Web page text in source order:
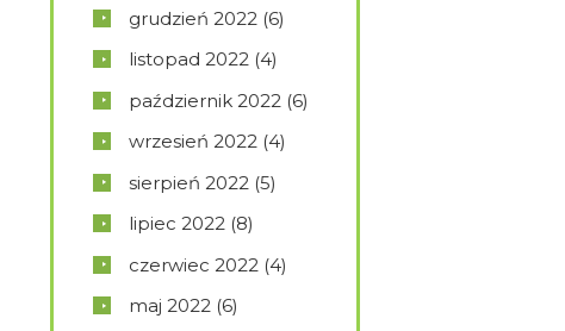
grudzień 2022 (6)
listopad 2022 (4)
październik 2022 (6)
wrzesień 2022 (4)
sierpień 2022 (5)
lipiec 2022 (8)
czerwiec 2022 (4)
maj 2022 (6)